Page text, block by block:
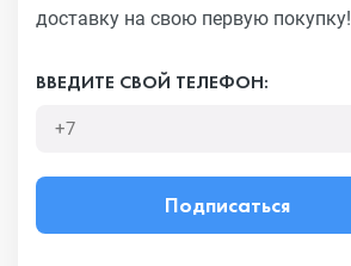
доставку на свою первую покупку!
ВВЕДИТЕ СВОЙ ТЕЛЕФОН:
Подписаться